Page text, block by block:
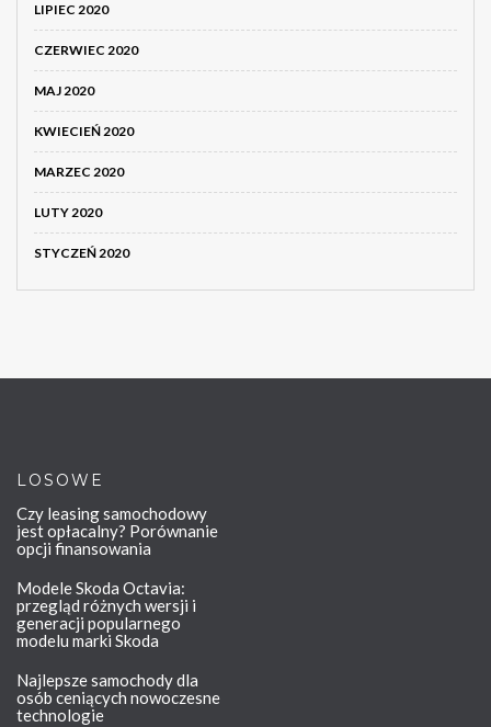
LIPIEC 2020
CZERWIEC 2020
MAJ 2020
KWIECIEŃ 2020
MARZEC 2020
LUTY 2020
STYCZEŃ 2020
LOSOWE
Czy leasing samochodowy
jest opłacalny? Porównanie
opcji finansowania
Modele Skoda Octavia:
przegląd różnych wersji i
generacji popularnego
modelu marki Skoda
Najlepsze samochody dla
osób ceniących nowoczesne
technologie